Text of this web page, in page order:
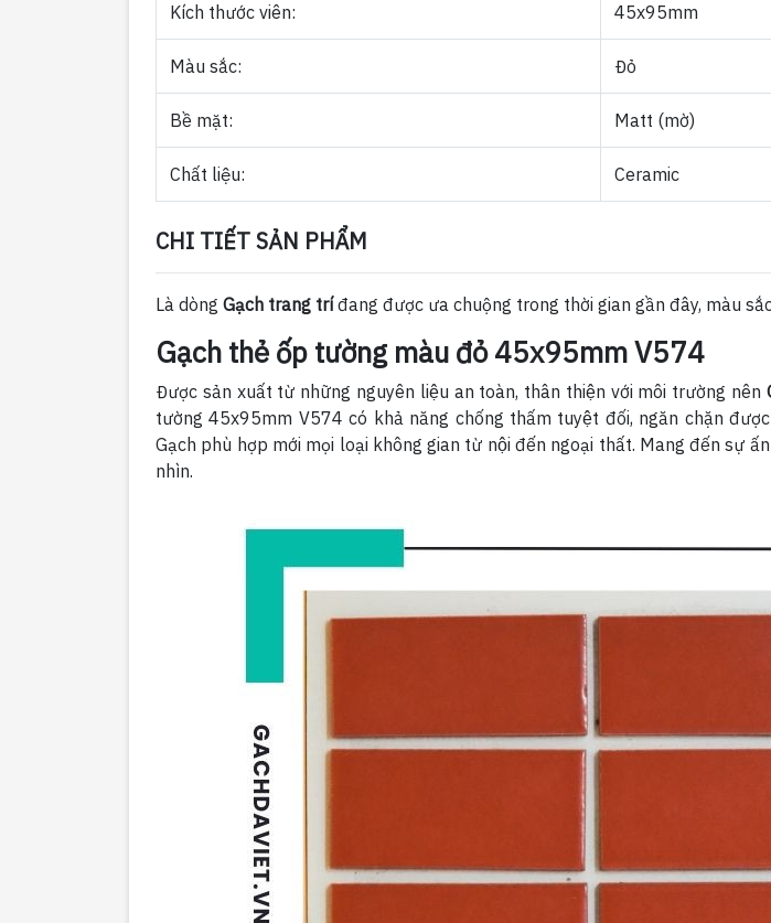
Kích thước viên: 45x95mm
Màu sắc: Đỏ
Bề mặt: Matt (mờ)
Chất liệu: Ceramic
CHI TIẾT SẢN PHẨM
Là dòng Gạch trang tríđang được ưa chuộng trong thời gian gần đây, màu
Gạch thẻ ốp tường màu đỏ 45x95mm V574
Được sản xuất từ những nguyên liệu an toàn, thân thiện với môi trường nên
tường 45x95mm V574 có khả năng chống thấm tuyệt đối, ngăn chặn
Gạch phù hợp mới mọi loại không gian từ nội đến ngoại thất. Mang đến sự
nhìn.